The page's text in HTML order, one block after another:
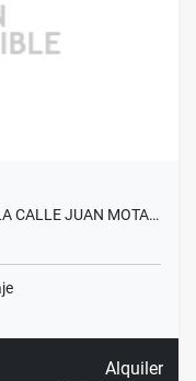
CALLE JUAN MOTA…
Alquiler